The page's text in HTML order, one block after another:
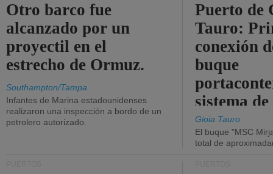
Otro barco fue
alcanzado por un
proyectil en el
estrecho de Ormuz.
Southampton/Tampa
Infantes de Marina estadounidenses
realizaron una inspección a bordo de un
petrolero autorizado.
Puerto de
Tauro:
conexión
buque
sistema
la red
Gioia Tauro
El buque "MSC
total de